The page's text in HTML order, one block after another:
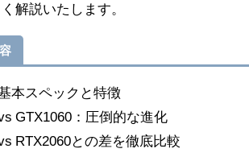
解説いたします。
本スペックと特徴
GTX1060：圧倒的な進化
RTX2060との差を徹底比較